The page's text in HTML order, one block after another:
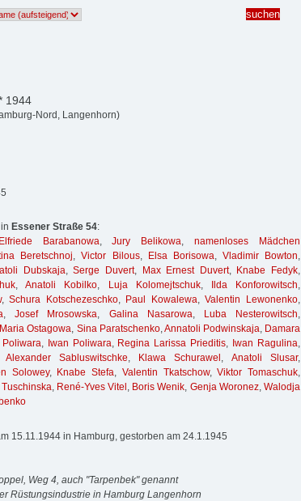
1944
Nord, Langenhorn)
Essener Straße 54:
Elfriede Barabanowa,Jury Belikowa,namenloses Mädchen
Beretschnoj,Victor Bilous, Elsa Borisowa, Vladimir Bowton,
Dubskaja,Serge Duvert, Max Ernest Duvert, Knabe Fedyk,
,Anatoli Kobilko, Luja Kolomejtschuk, Ilda Konforowitsch,
,Schura Kotschezeschko, Paul Kowalewa,Valentin Lewonenko,
,Josef Mrosowska, Galina Nasarowa, Luba Nesterowitsch,
Maria Ostagowa, Sina Paratschenko,Annatoli Podwinskaja, Damara
Poliwara, Iwan Poliwara, Regina Larissa Prieditis, Iwan Ragulina,
Alexander Sabluswitschke, Klawa Schurawel , Anatoli Slusar,
Solowey, Knabe Stefa, Valentin Tkatschow,Viktor Tomaschuk,
, René-Yves Vitel , Boris Wenik, Genja Woronez,Walodja
15.11.1944 in Hamburg, gestorben am 24.1.1945
Weg 4, auch "Tarpenbek" genannt
Rüstungsindustrie in Hamburg Langenhorn